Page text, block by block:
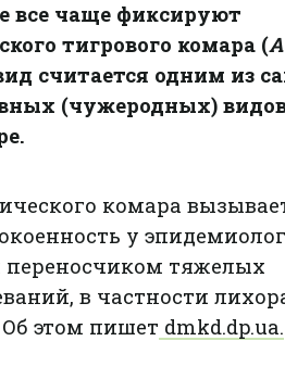
все чаще фиксируют
тигрового комара (
считается одним из
(чужеродных)
комара
у
переносчиком тяжелых
в частности
этом пишет dmkd.dp.ua.